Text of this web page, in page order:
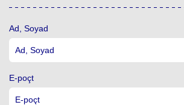
Ad, Soyad
E-poçt